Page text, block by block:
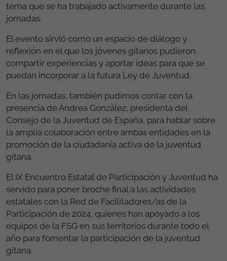
tema que se ha trabajado activamente durante las
jornadas.
El evento sirvió como un espacio de diálogo y
reflexión en el que los jóvenes gitanos pudieron
compartir experiencias y aportar ideas para que se
puedan incorporar a la futura Ley de Juventud.
En las jornadas, también pudimos contar con la
presencia de Andrea González, presidenta del
Consejo de la Juventud de España, para hablar sobre
la amplia colaboración entre ambas entidades en la
promoción de la ciudadanía activa de la juventud
gitana.
El IX Encuentro Estatal de Participación y Juventud ha
servido para poner broche final a las actividades
estatales con la Red de Facilitadores/as de la
Participación de 2024, quienes han apoyado a los
equipos de la FSG en sus territorios durante todo el
año para fomentar la participación de la juventud
gitana.